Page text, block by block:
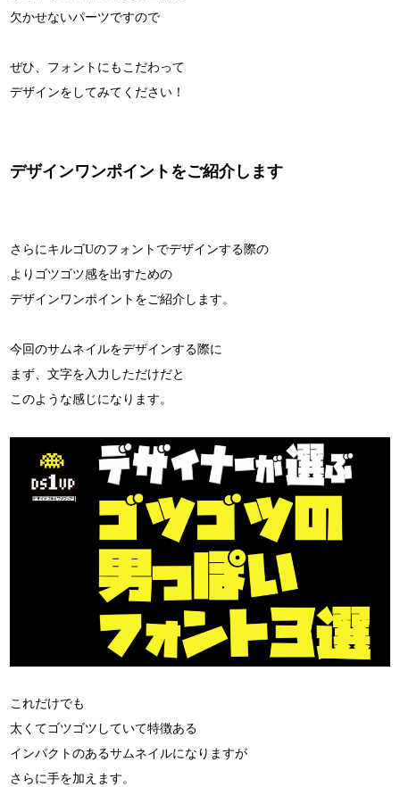
欠かせないパーツですので
ぜひ、フォントにもこだわって
デザインをしてみてください！
デザインワンポイントをご紹介します
さらにキルゴUのフォントでデザインする際の
よりゴツゴツ感を出すための
デザインワンポイントをご紹介します。
今回のサムネイルをデザインする際に
まず、文字を入力しただけだと
このような感じになります。
これだけでも
太くてゴツゴツしていて特徴ある
インパクトのあるサムネイルになりますが
さらに手を加えます。